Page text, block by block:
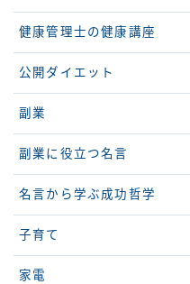
健康管理士の健康講座
公開ダイエット
副業
副業に役立つ名言
名言から学ぶ成功哲学
子育て
家電